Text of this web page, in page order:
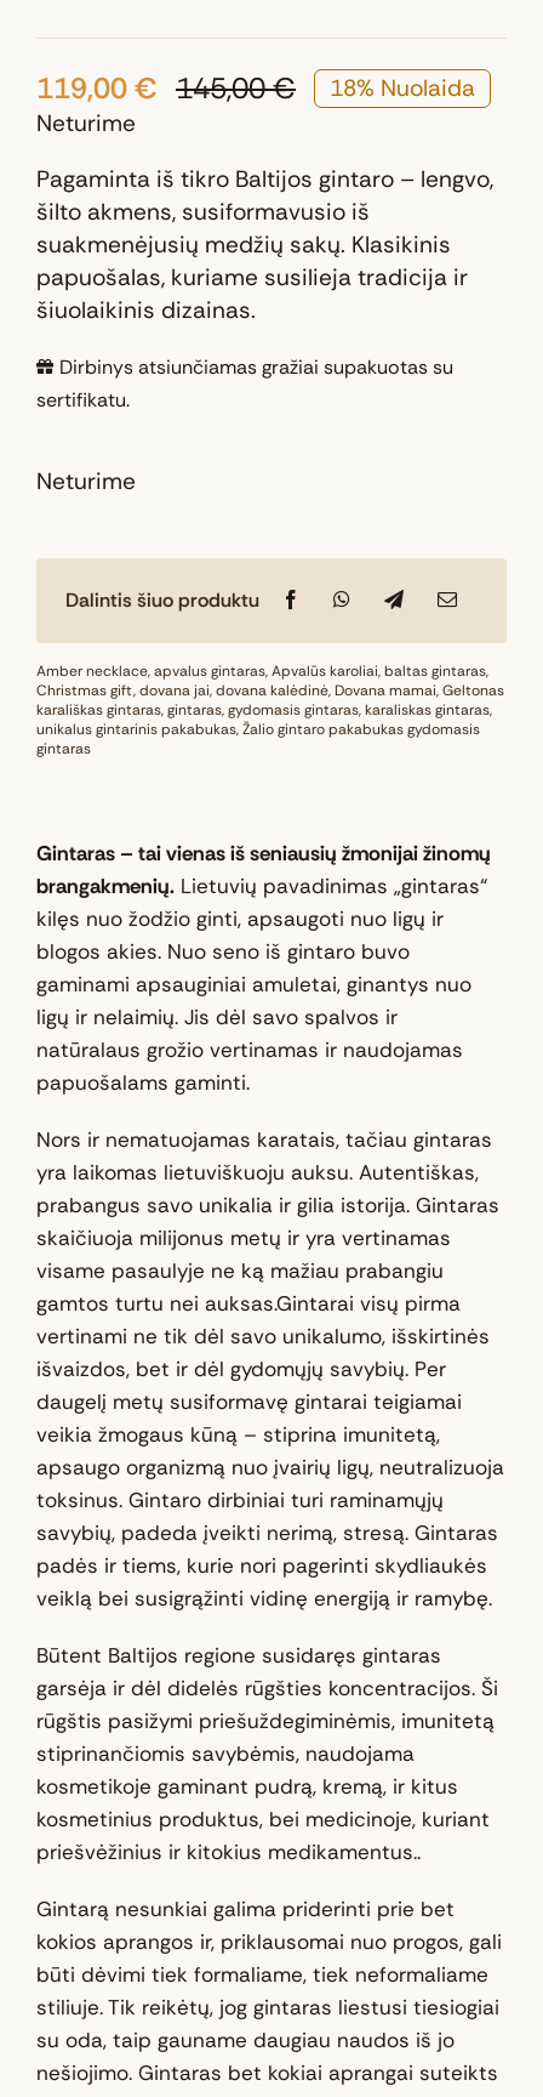
145,00€Original
was:
145,00 €.
119,00€
Current
is:
119,00 €.
18% Nuolaida
Neturime
Pagaminta iš tikro Baltijos gintaro – lengvo,
šilto akmens, susiformavusio iš
suakmenėjusių medžių sakų. Klasikinis
papuošalas, kuriame susilieja tradicija ir
šiuolaikinis dizainas.
Dirbinys atsiunčiamas gražiai supakuotas su
sertifikatu.
Neturime
Dalintis šiuo produktu
Amber necklace,apvalus gintaras,Apvalūs karoliai,baltas gintaras,
Christmas gift,dovana jai,dovana kalėdinė,Dovana mamai,Geltonas
karališkas gintaras,gintaras,gydomasis gintaras,karaliskas gintaras,
unikalus gintarinis pakabukas,Žalio gintaro pakabukas gydomasis
gintaras
Gintaras – tai vienas iš seniausių žmonijai žinomų
brangakmenių.Lietuvių pavadinimas „gintaras“
kilęs nuo žodžio ginti, apsaugoti nuo ligų ir
blogos akies. Nuo seno iš gintaro buvo
gaminami apsauginiai amuletai, ginantys nuo
ligų ir nelaimių. Jis dėl savo spalvos ir
natūralaus grožio vertinamas ir naudojamas
papuošalams gaminti.
Nors ir nematuojamas karatais, tačiau gintaras
yra laikomas lietuviškuoju auksu. Autentiškas,
prabangus savo unikalia ir gilia istorija. Gintaras
skaičiuoja milijonus metų ir yra vertinamas
visame pasaulyje ne ką mažiau prabangiu
gamtos turtu nei auksas.Gintarai visų pirma
vertinami ne tik dėl savo unikalumo, išskirtinės
išvaizdos, bet ir dėl gydomųjų savybių. Per
daugelį metų susiformavę gintarai teigiamai
veikia žmogaus kūną – stiprina imunitetą,
apsaugo organizmą nuo įvairių ligų, neutralizuoja
toksinus. Gintaro dirbiniai turi raminamųjų
savybių, padeda įveikti nerimą, stresą. Gintaras
padės ir tiems, kurie nori pagerinti skydliaukės
veiklą bei susigrąžinti vidinę energiją ir ramybę.
Būtent Baltijos regione susidaręs gintaras
garsėja ir dėl didelės rūgšties koncentracijos. Ši
rūgštis pasižymi priešuždegiminėmis, imunitetą
stiprinančiomis savybėmis, naudojama
kosmetikoje gaminant pudrą, kremą, ir kitus
kosmetinius produktus, bei medicinoje, kuriant
priešvėžinius ir kitokius medikamentus..
Gintarą nesunkiai galima priderinti prie bet
kokios aprangos ir, priklausomai nuo progos, gali
būti dėvimi tiek formaliame, tiek neformaliame
stiliuje. Tik reikėtų, jog gintaras liestusi tiesiogiai
su oda, taip gauname daugiau naudos iš jo
nešiojimo. Gintaras bet kokiai aprangai suteikts